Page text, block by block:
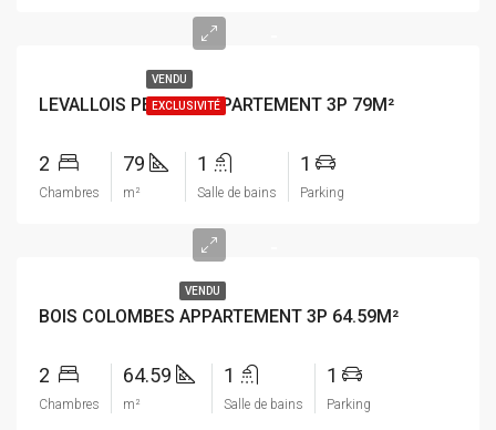
VENDU
EXCLUSIVITÉ
LEVALLOIS PERRET APPARTEMENT 3P 79M²
2
Chambres
79
m²
1
Salle de bains
1
Parking
VENDU
BOIS COLOMBES APPARTEMENT 3P 64.59M²
2
Chambres
64.59
m²
1
Salle de bains
1
Parking